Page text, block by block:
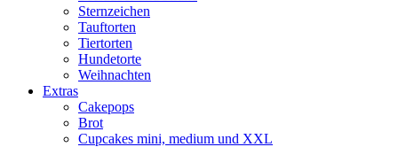
Sternzeichen
Tauftorten
Tiertorten
Hundetorte
Weihnachten
Extras
Cakepops
Brot
Cupcakes mini, medium und XXL